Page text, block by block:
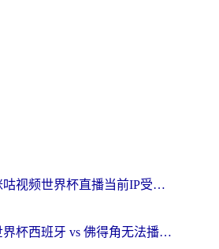
在海外看咪咕视频世界杯直播当前IP受限制？这篇指南帮你搞定所有体育赛事观看难题
在国外看世界杯西班牙 vs 佛得角无法播放？这篇指南帮你解锁所有中文体育直播